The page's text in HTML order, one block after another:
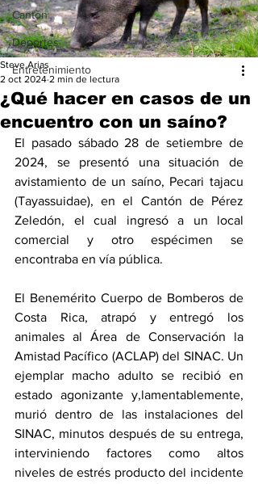
Cantón
Deportes
Entretenimiento
¿Qué hacer en casos de un
encuentro con un saíno?
Steve Arias
2 oct 2024 2 min de lectura
El pasado sábado 28 de setiembre de
2024, se presentó una situación de
avistamiento de un saíno, Pecari tajacu
(Tayassuidae), en el Cantón de Pérez
Zeledón, el cual ingresó a un local
comercial y otro espécimen se
encontraba en vía pública.
El Benemérito Cuerpo de Bomberos de
Costa Rica, atrapó y entregó los
animales al Área de Conservación la
Amistad Pacífico (ACLAP) del SINAC. Un
ejemplar macho adulto se recibió en
estado agonizante y,lamentablemente,
murió dentro de las instalaciones del
SINAC, minutos después de su entrega,
interviniendo factores como altos
niveles de estrés producto del incidente